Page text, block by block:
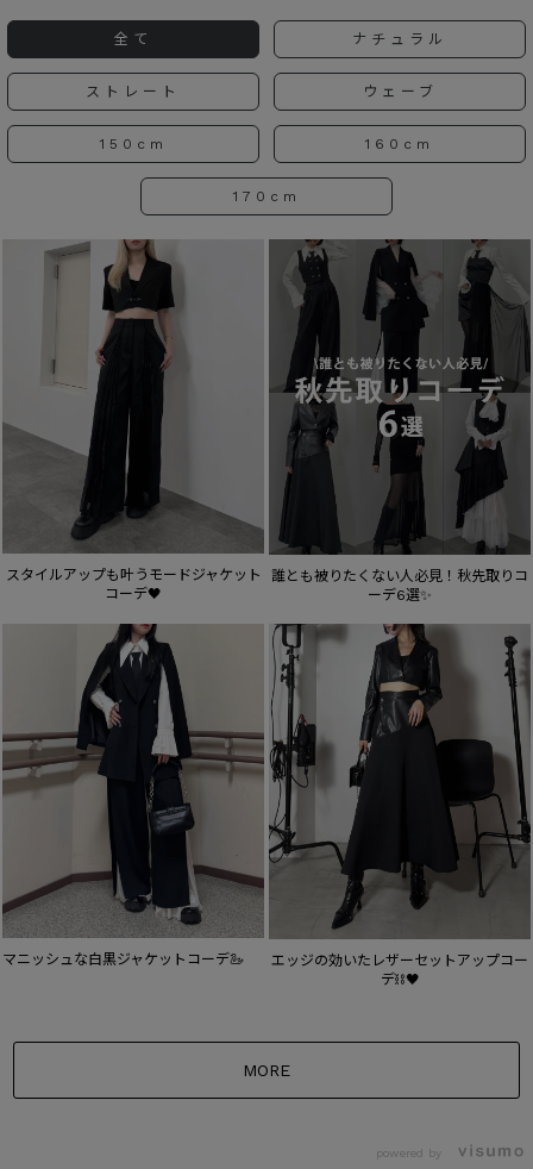
全て ナチュラル
ストレート ウェーブ
150cm 160cm
170cm
スタイルアップも叶うモードジャケット
コーデ🖤
誰とも被りたくない人必見！秋先取りコ
ーデ6選✨
マニッシュな白黒ジャケットコーデ🦢
エッジの効いたレザーセットアップコー
デ⛓️🖤
MORE
powered by